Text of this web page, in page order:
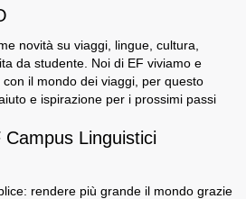
novità su viaggi, lingue, cultura,
da studente. Noi di EF viviamo e
il mondo dei viaggi, per questo
e ispirazione per i prossimi passi
Linguistici
rendere più grande il mondo grazie